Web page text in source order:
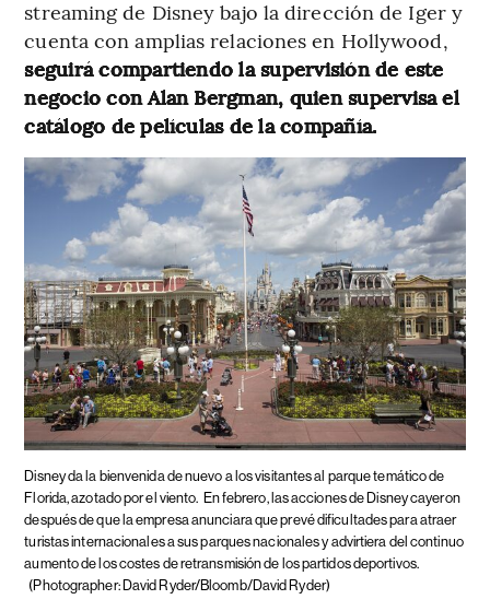
streaming de Disney bajo la dirección de Iger y
cuenta con amplias relaciones en Hollywood,
seguirá compartiendo la supervisión de este
negocio con Alan Bergman, quien supervisa el
catálogo de películas de la compañía.
Disney da la bienvenida de nuevo a los visitantes al parque temático de
Florida, azotado por el viento. En febrero, las acciones de Disney cayeron
después de que la empresa anunciara que prevé dificultades para atraer
turistas internacionales a sus parques nacionales y advirtiera del continuo
aumento de los costes de retransmisión de los partidos deportivos.
(Photographer: David Ryder/Bloomb/David Ryder)